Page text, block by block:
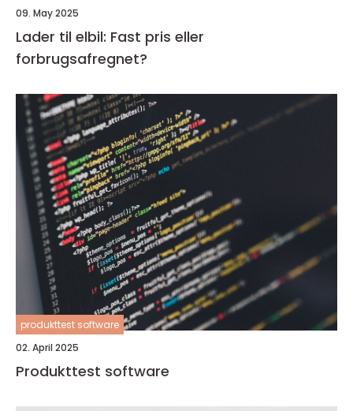
09. May 2025
Lader til elbil: Fast pris eller
forbrugsafregnet?
produkttest software
02. April 2025
Produkttest software